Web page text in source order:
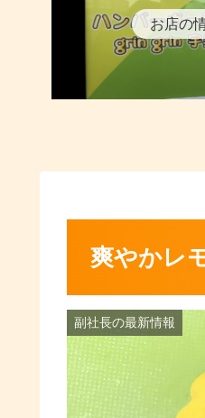
お店の
爽やかレ
副社長の最新情報